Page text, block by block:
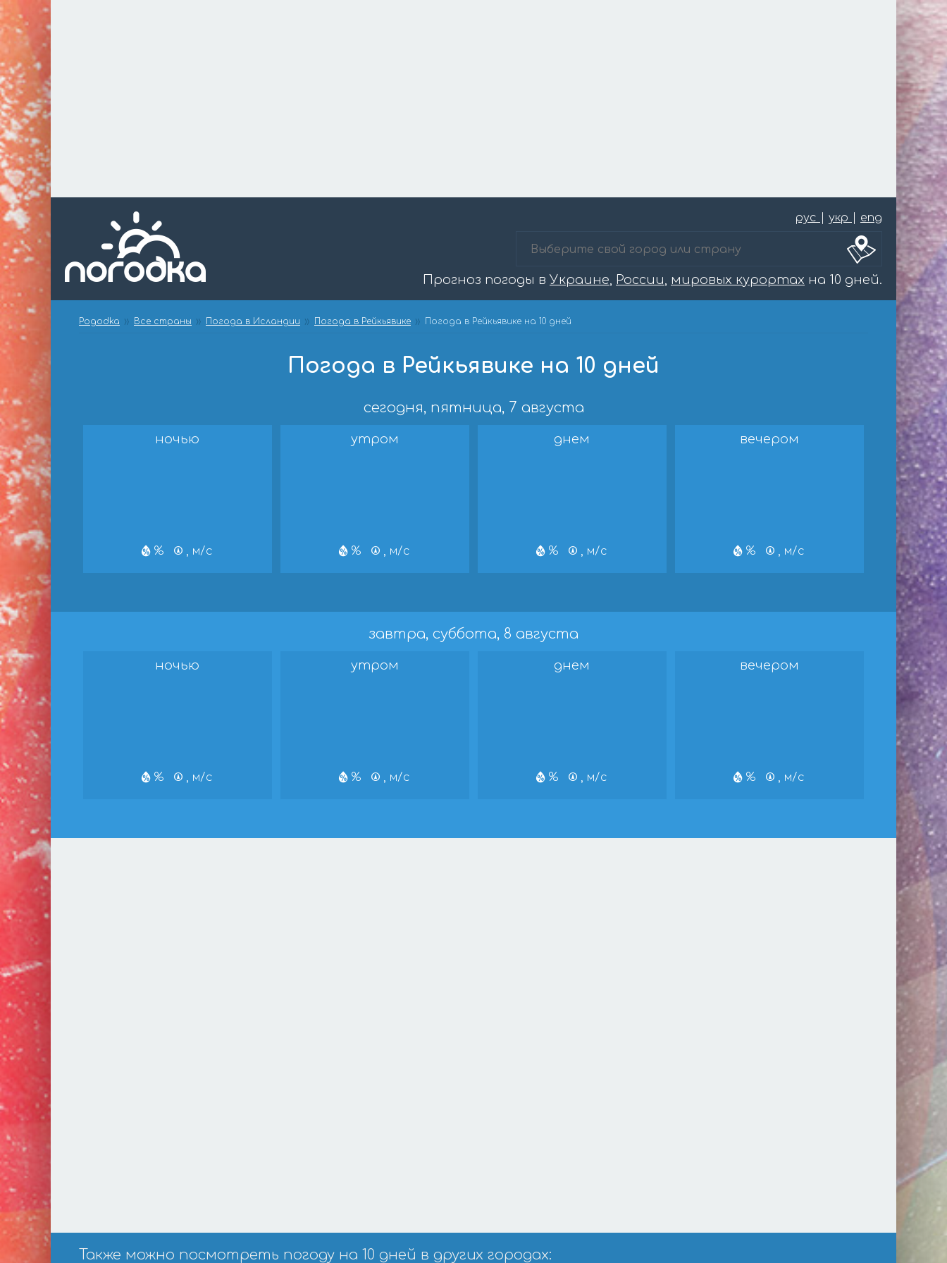
рус укр eng
Прогноз погоды в Украине, России, мировых курортах на 10 дней.
Pogodka Все страны Погода в Исландии Погода в Рейкьявике Погода в Рейкьявике на 10 дней
Погода в Рейкьявике на 10 дней
сегодня, пятница, 7 августа
ночью
% , м/с
утром
% , м/с
днем
% , м/с
вечером
% , м/с
завтра, суббота, 8 августа
ночью
% , м/с
утром
% , м/с
днем
% , м/с
вечером
% , м/с
Также можно посмотреть погоду на 10 дней в других городах: